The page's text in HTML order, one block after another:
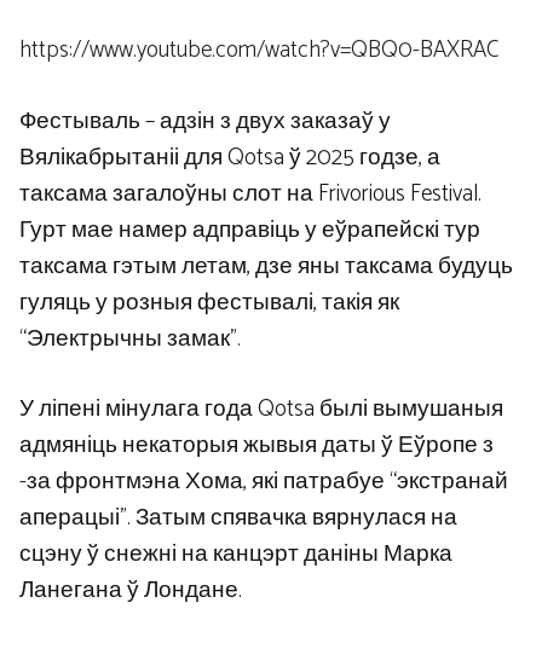
https://www.youtube.com/watch?v=QBQ0-BAXRAC
Фестываль – адзін з двух заказаў у
Вялікабрытаніі для Qotsa ў 2025 годзе, а
таксама загалоўны слот на Frivorious Festival.
Гурт мае намер адправіць у еўрапейскі тур
таксама гэтым летам, дзе яны таксама будуць
гуляць у розныя фестывалі, такія як
“Электрычны замак”.
У ліпені мінулага года Qotsa былі вымушаныя
адмяніць некаторыя жывыя даты ў Еўропе з
-за фронтмэна Хома, які патрабуе “экстранай
аперацыі”. Затым спявачка вярнулася на
сцэну ў снежні на канцэрт даніны Марка
Ланегана ў Лондане.